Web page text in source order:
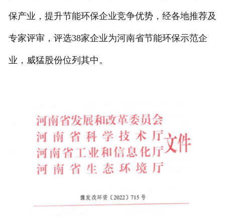
保产业，提升节能环保企业竞争优势，经各地推荐及
专家评审，评选38家企业为河南省节能环保示范企
业，威猛股份位列其中。